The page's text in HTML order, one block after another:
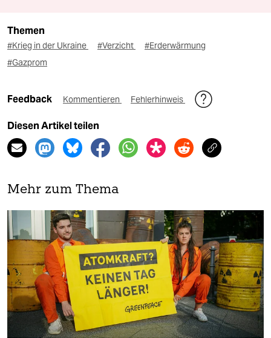
Themen
#Krieg in der Ukraine #Verzicht
#Erderwärmung
#Gazprom
Feedback Kommentieren Fehlerhinweis
Diesen Artikel teilen
Mehr zum Thema